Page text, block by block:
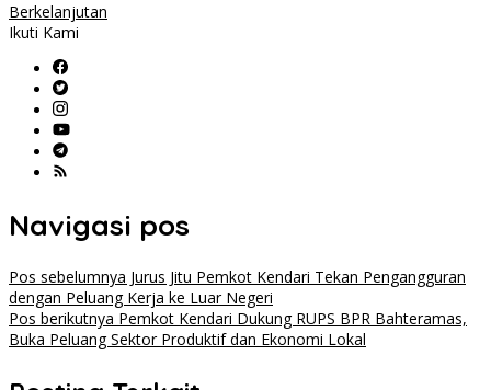
Berkelanjutan
Ikuti Kami
Navigasi pos
Pos sebelumnya Jurus Jitu Pemkot Kendari Tekan Pengangguran
dengan Peluang Kerja ke Luar Negeri
Pos berikutnya Pemkot Kendari Dukung RUPS BPR Bahteramas,
Buka Peluang Sektor Produktif dan Ekonomi Lokal